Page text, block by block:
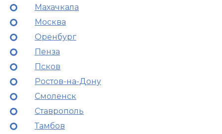
Махачкала
Москва
Оренбург
Пенза
Псков
Ростов-на-Дону
Смоленск
Ставрополь
Тамбов